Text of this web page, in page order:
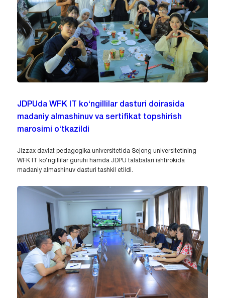
JDPUda WFK IT ko‘ngillilar dasturi doirasida
madaniy almashinuv va sertifikat topshirish
marosimi o‘tkazildi
Jizzax davlat pedagogika universitetida Sejong universitetining
WFK IT ko‘ngillilar guruhi hamda JDPU talabalari ishtirokida
madaniy almashinuv dasturi tashkil etildi.